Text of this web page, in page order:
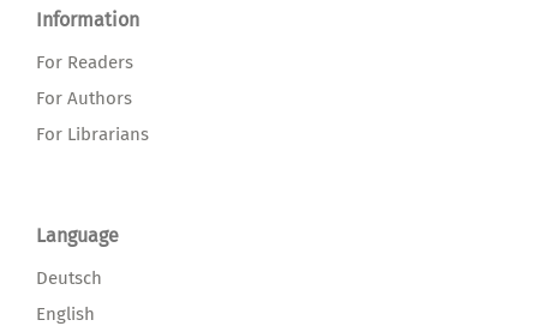
Information
For Readers
For Authors
For Librarians
Language
Deutsch
English